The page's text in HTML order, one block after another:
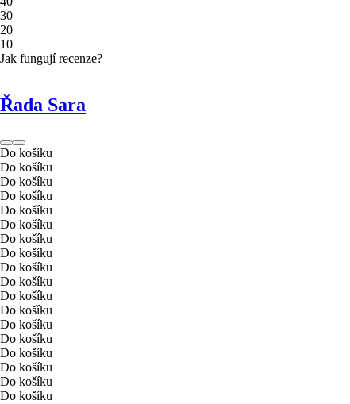
30
20
10
Jak fungují recenze?
Řada Sara
Do košíku
Do košíku
Do košíku
Do košíku
Do košíku
Do košíku
Do košíku
Do košíku
Do košíku
Do košíku
Do košíku
Do košíku
Do košíku
Do košíku
Do košíku
Do košíku
Do košíku
Do košíku